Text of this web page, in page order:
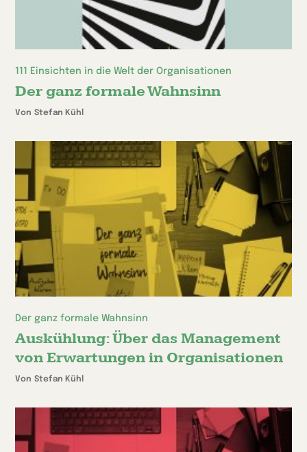
111 Einsichten in die Welt der Organisationen
Der ganz formale Wahnsinn
Von Stefan Kühl
Der ganz formale Wahnsinn
Auskühlung: Über das Management
von Erwartungen in Organisationen
Von Stefan Kühl